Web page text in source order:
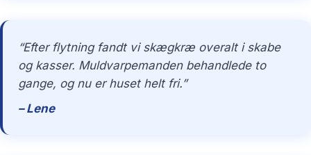
“Efter flytning fandt vi skægkræ overalt i skabe
og kasser. Muldvarpemanden behandlede to
gange, og nu er huset helt fri.”
– Lene